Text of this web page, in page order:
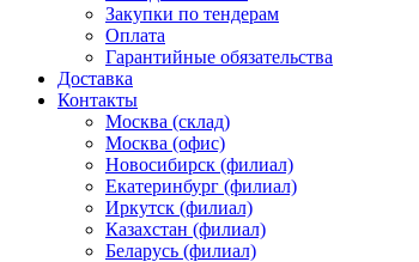
Закупки по тендерам
Оплата
Гарантийные обязательства
Доставка
Контакты
Москва (склад)
Москва (офис)
Новосибирск (филиал)
Екатеринбург (филиал)
Иркутск (филиал)
Казахстан (филиал)
Беларусь (филиал)